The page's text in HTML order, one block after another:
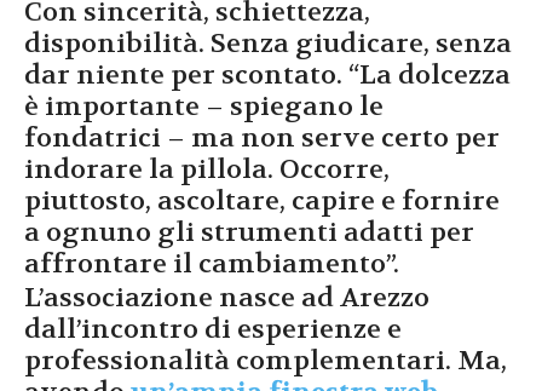
Con sincerità, schiettezza,
disponibilità. Senza giudicare, senza
dar niente per scontato. “La dolcezza
è importante – spiegano le
fondatrici – ma non serve certo per
indorare la pillola. Occorre,
piuttosto, ascoltare, capire e fornire
a ognuno gli strumenti adatti per
affrontare il cambiamento”.
L’associazione nasce ad Arezzo
dall’incontro di esperienze e
professionalità complementari. Ma,